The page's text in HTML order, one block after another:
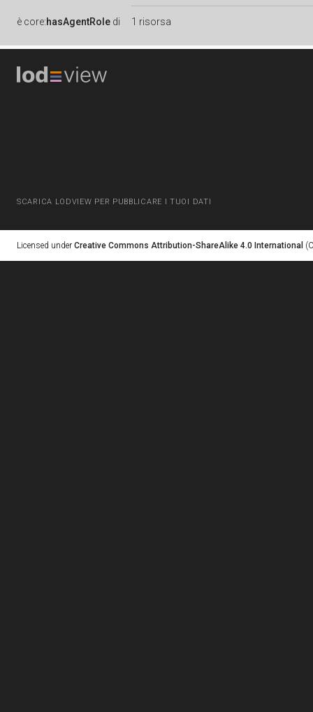
è core:hasAgentRole di 1 risorsa
SCARICA LODVIEW PER PUBBLICARE I TUOI DATI
Licensed under Creative Commons Attribution-ShareAlike 4.0 International